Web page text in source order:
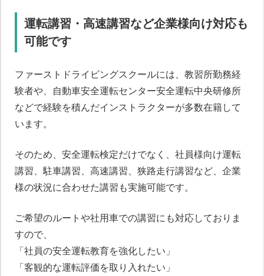
運転講習・高速講習など企業様向け対応も
可能です
ファーストドライビングスクールには、教習所勤務経
験者や、自動車安全運転センター安全運転中央研修所
などで経験を積んだインストラクターが多数在籍して
います。
そのため、安全運転検定だけでなく、社員様向け運転
講習、駐車講習、高速講習、狭路走行講習など、企業
様の状況に合わせた講習も実施可能です。
ご希望のルートや社用車での講習にも対応しておりま
すので、
「社員の安全運転教育を強化したい」
「客観的な運転評価を取り入れたい」